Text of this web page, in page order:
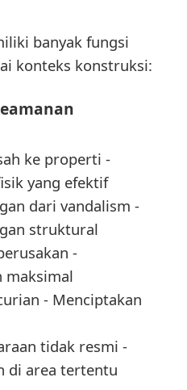
banyak fungsi
konteks konstruksi:
ke properti -
yang efektif
dari vandalism -
struktural
-
maksimal
- Menciptakan
tidak resmi -
di area tertentu